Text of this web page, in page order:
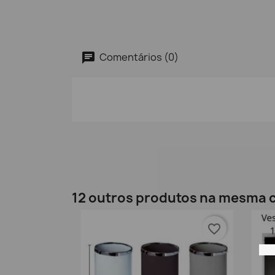
Comentários (0)
12 outros produtos na mesma
favorite_border